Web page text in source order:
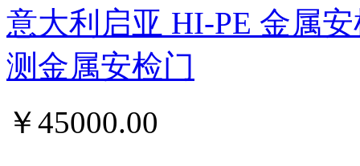
意大利启亚 HI-PE 金属
测金属安检门
￥45000.00